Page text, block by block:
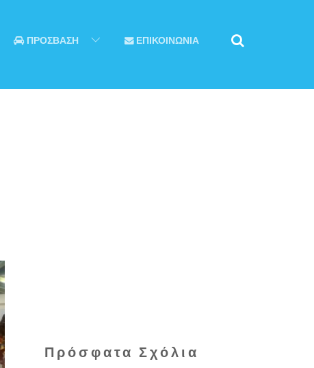
ΠΡΟΣΒΑΣΗ ΕΠΙΚΟΙΝΩΝΙΑ
Πρόσφατα Σχόλια